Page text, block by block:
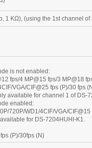
1 KΩ), (using the 1st channel
is not enabled:
fps/4 MP@15 fps/3 MP@18
VGA/CIF@25 fps (P)/30 fps
available for channel 1 of DS-
enabled:
720P/WD1/4CIF/VGA/CIF@15
for DS-7204HUHI-K1.
(P)/30fps (N)